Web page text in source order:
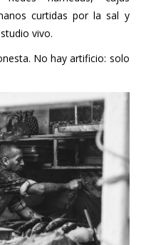
vivo.
No hay artificio: solo